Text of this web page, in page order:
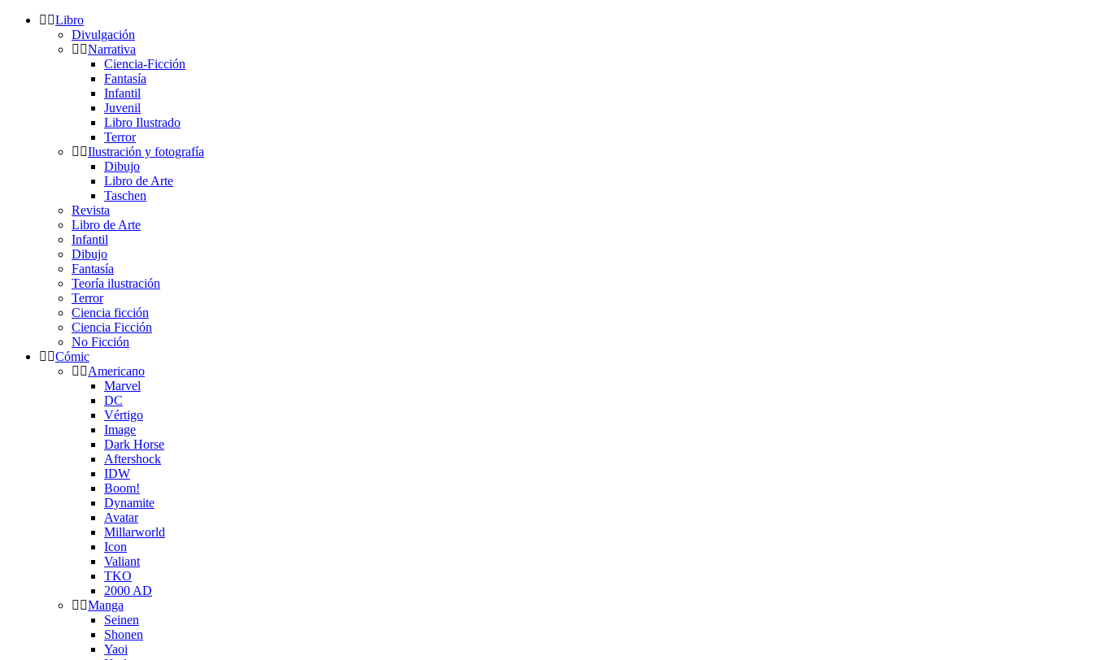
Libro
Divulgación
Narrativa
Ciencia-Ficción
Fantasía
Infantil
Juvenil
Libro Ilustrado
Terror
Ilustración y fotografía
Dibujo
Libro de Arte
Taschen
Revista
Libro de Arte
Infantil
Dibujo
Fantasía
Teoría ilustración
Terror
Ciencia ficción
Ciencia Ficción
No Ficción
Cómic
Americano
Marvel
DC
Vértigo
Image
Dark Horse
Aftershock
IDW
Boom!
Dynamite
Avatar
Millarworld
Icon
Valiant
TKO
2000 AD
Manga
Seinen
Shonen
Yaoi